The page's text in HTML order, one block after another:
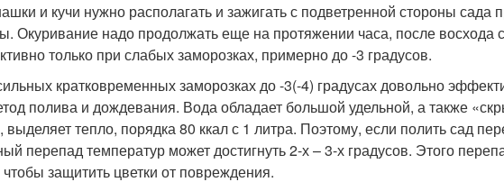
и кучи нужно располагать и зажигать с подветренной стороны сада
Окуривание надо продолжать еще на протяжении часа, после восхода
только при слабых заморозках, примерно до -3 градусов.
кратковременных заморозках до -3(-4) градусах довольно
полива и дождевания. Вода обладает большой удельной, а также
выделяет тепло, порядка 80 ккал с 1 литра. Поэтому, если полить сад
перепад температур может достигнуть 2-х – 3-х градусов. Этого
чтобы защитить цветки от повреждения.